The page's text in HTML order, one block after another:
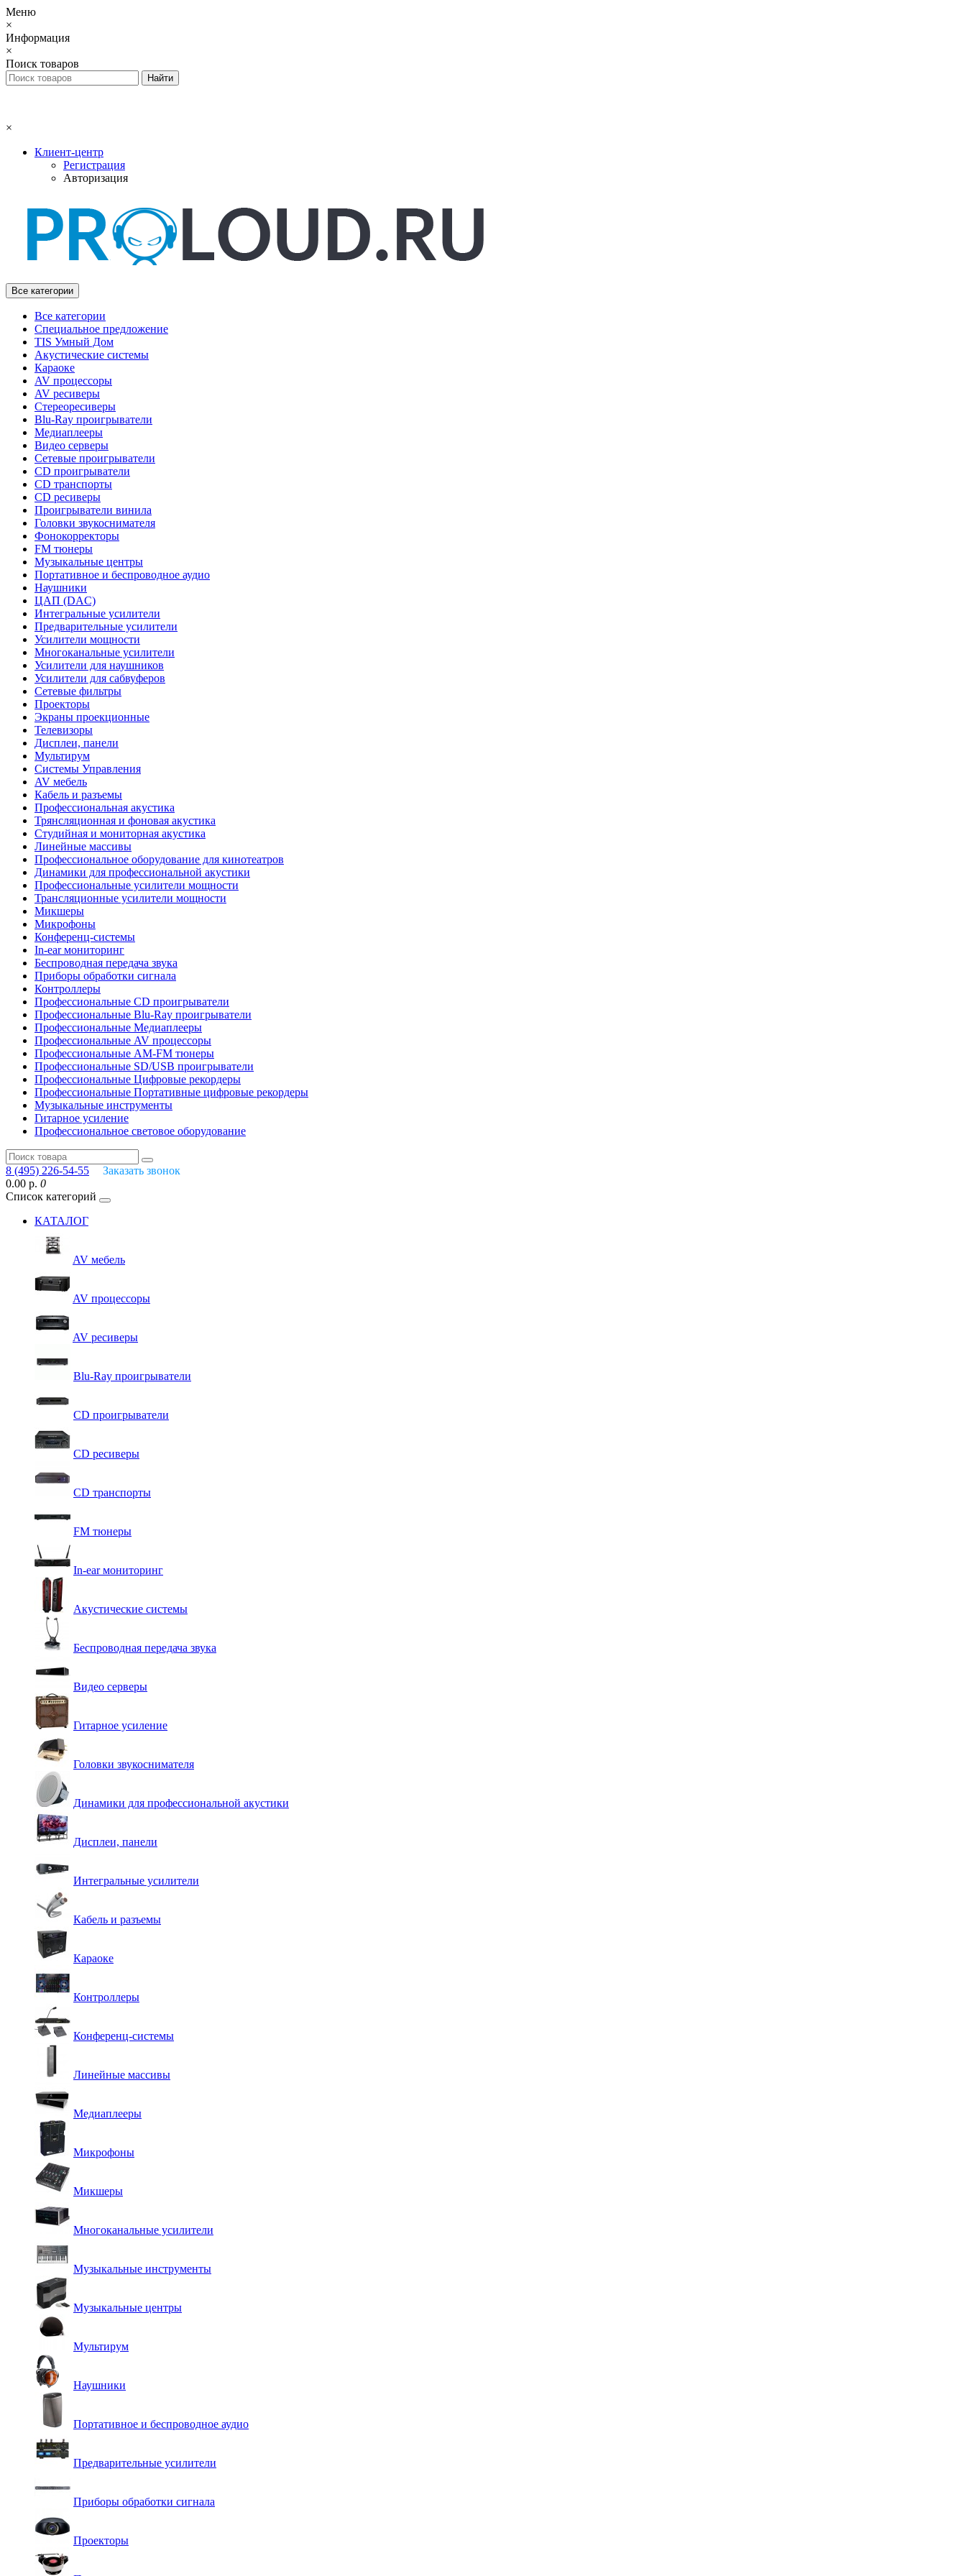
Меню
×
Информация
×
Поиск товаров
×
Клиент-центр
Регистрация
Авторизация
Все категории
Все категории
Специальное предложение
TIS Умный Дом
Акустические системы
Караоке
AV процессоры
AV ресиверы
Стереоресиверы
Blu-Ray проигрыватели
Медиаплееры
Видео серверы
Сетевые проигрыватели
CD проигрыватели
CD транспорты
CD ресиверы
Проигрыватели винила
Головки звукоснимателя
Фонокорректоры
FM тюнеры
Музыкальные центры
Портативное и беспроводное аудио
Наушники
ЦАП (DAC)
Интегральные усилители
Предварительные усилители
Усилители мощности
Многоканальные усилители
Усилители для наушников
Усилители для сабвуферов
Сетевые фильтры
Проекторы
Экраны проекционные
Телевизоры
Дисплеи, панели
Мультирум
Системы Управления
AV мебель
Кабель и разъемы
Профессиональная акустика
Трянсляционная и фоновая акустика
Студийная и мониторная акустика
Линейные массивы
Профессиональное оборудование для кинотеатров
Динамики для профессиональной акустики
Профессиональные усилители мощности
Трансляционные усилители мощности
Микшеры
Микрофоны
Конференц-системы
In-ear мониторинг
Беспроводная передача звука
Приборы обработки сигнала
Контроллеры
Профессиональные СD проигрыватели
Профессиональные Blu-Ray проигрыватели
Профессиональные Медиаплееры
Профессиональные AV процессоры
Профессиональные AM-FM тюнеры
Профессиональные SD/USB проигрыватели
Профессиональные Цифровые рекордеры
Профессиональные Портативные цифровые рекордеры
Музыкальные инструменты
Гитарное усиление
Профессиональное световое оборудование
8 (495) 226-54-55
Заказать звонок
0.00 р. 0
Список категорий
КАТАЛОГ
AV мебель
AV процессоры
AV ресиверы
Blu-Ray проигрыватели
CD проигрыватели
CD ресиверы
CD транспорты
FM тюнеры
In-ear мониторинг
Акустические системы
Беспроводная передача звука
Видео серверы
Гитарное усиление
Головки звукоснимателя
Динамики для профессиональной акустики
Дисплеи, панели
Интегральные усилители
Кабель и разъемы
Караоке
Контроллеры
Конференц-системы
Линейные массивы
Медиаплееры
Микрофоны
Микшеры
Многоканальные усилители
Музыкальные инструменты
Музыкальные центры
Мультирум
Наушники
Портативное и беспроводное аудио
Предварительные усилители
Приборы обработки сигнала
Проекторы